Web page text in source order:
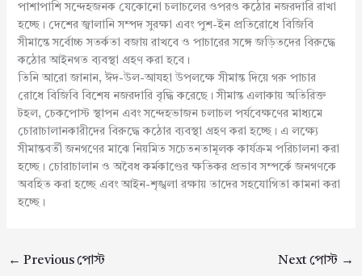
পাশাপাশি সন্দেহজনক যেকোনো চলাচলের ওপরও কঠোর নজরদারি রাখা
হচ্ছে। দেশের জ্বালানি সম্পদ সুরক্ষা এবং পুশ-ইন প্রতিরোধে বিজিবি
সীমান্তে সর্বোচ্চ সতর্কতা বজায় রাখবে ও পাচারের সঙ্গে জড়িতদের বিরুদ্ধে
কঠোর আইনগত ব্যবস্থা গ্রহণ করা হবে।
তিনি আরো জানান, ঈদ-উল-আযহা উপলক্ষে সীমান্ত দিয়ে গরু পাচার
রোধে বিজিবি বিশেষ নজরদারি বৃদ্ধি করেছে। সীমান্ত এলাকায় অতিরিক্ত
টহল, চেকপোস্ট স্থাপন এবং সন্দেহভাজন চলাচল পর্যবেক্ষণের মাধ্যমে
চোরাচালানকারীদের বিরুদ্ধে কঠোর ব্যবস্থা গ্রহণ করা হচ্ছে। এ লক্ষ্যে
সীমান্তবর্তী জনগণের মাঝে নিয়মিত সচেতনতামূলক কার্যক্রম পরিচালনা করা
হচ্ছে। চোরাচালান ও অবৈধ কর্মকাণ্ডের ক্ষতিকর প্রভাব সম্পর্কে জনগণকে
অবহিত করা হচ্ছে এবং আইন-শৃঙ্খলা রক্ষায় তাদের সহযোগিতা কামনা করা
হচ্ছে।
← Previous পোস্ট Next পোস্ট →